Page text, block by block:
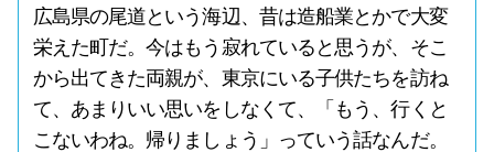
広島県の尾道という海辺、昔は造船業とかで大変
栄えた町だ。今はもう寂れていると思うが、そこ
から出てきた両親が、東京にいる子供たちを訪ね
て、あまりいい思いをしなくて、「もう、行くと
こないわね。帰りましょう」っていう話なんだ。